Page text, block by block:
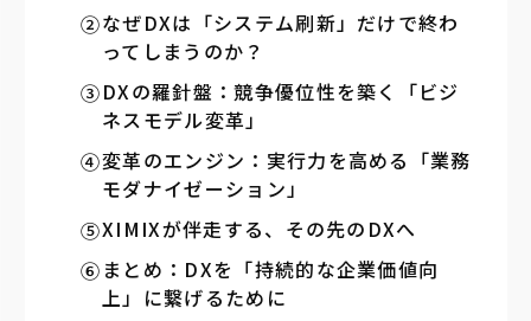
なぜDXは「システム刷新」だけで終わ
ってしまうのか？
DXの羅針盤：競争優位性を築く「ビジ
ネスモデル変革」
変革のエンジン：実行力を高める「業務
モダナイゼーション」
XIMIXが伴走する、その先のDXへ
まとめ：DXを「持続的な企業価値向
上」に繋げるために